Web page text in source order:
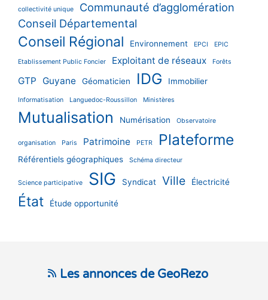
collectivité unique
Communauté d’agglomération
Conseil Départemental
Conseil Régional Environnement EPCI EPIC
Etablissement Public Foncier Exploitant de réseaux Forêts
GTP Guyane Géomaticien IDG Immobilier
Informatisation Languedoc-Roussillon Ministères
Mutualisation Numérisation Observatoire
organisation Paris Patrimoine PETR Plateforme
Référentiels géographiques Schéma directeur
Science participative SIG Syndicat Ville Électricité
État Étude opportunité
Les annonces de GeoRezo